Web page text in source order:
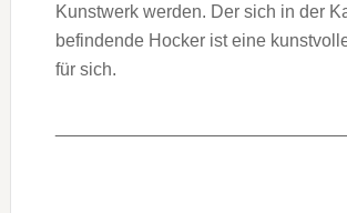
Kunstwerk werden. Der sich in der
befindende Hocker ist eine
für sich.